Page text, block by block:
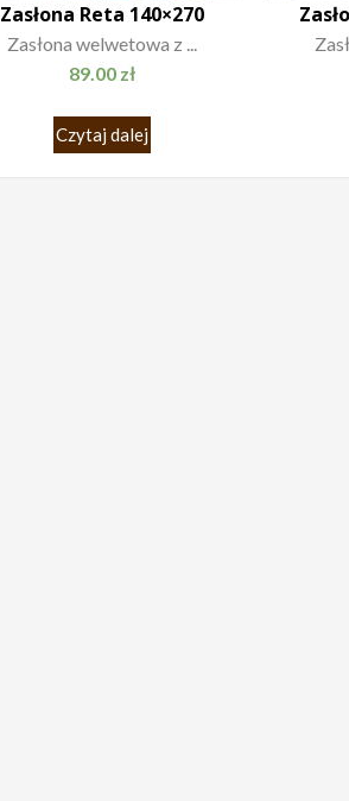
Zasłona Reta 140×270
Zasłona welwetowa z ...
89.00 zł
Czytaj dalej